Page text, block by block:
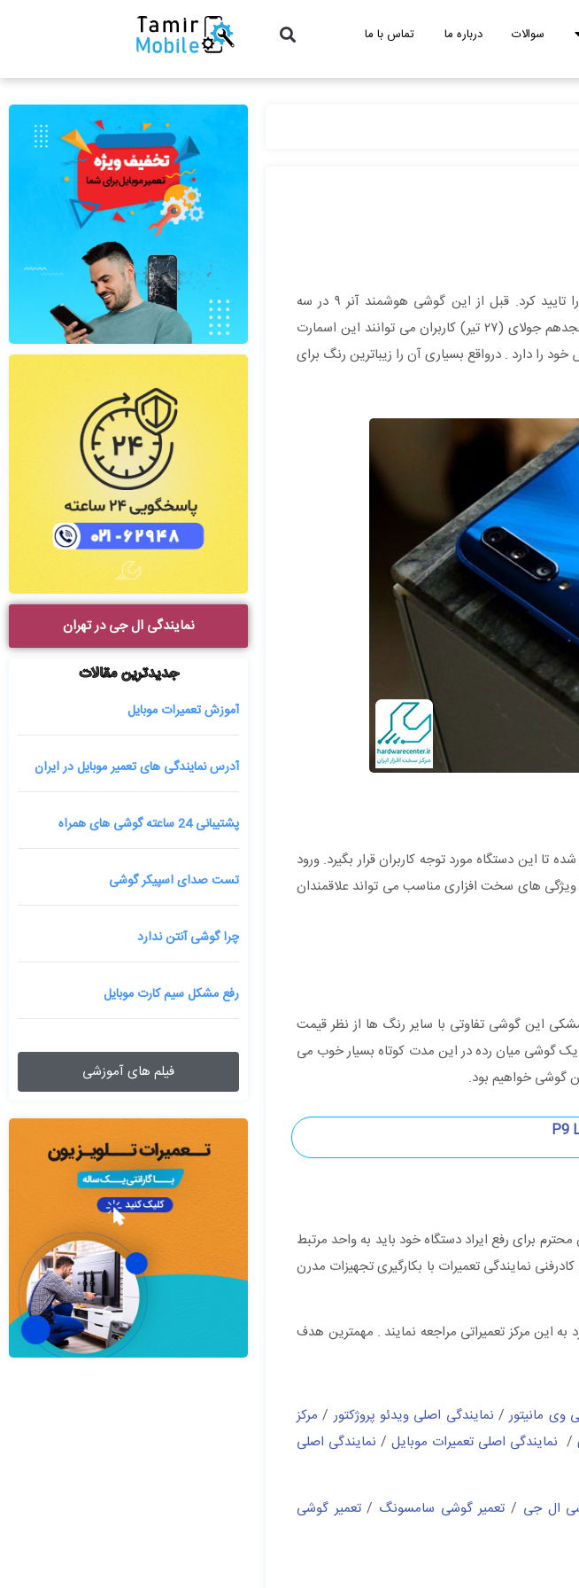
سوالات درباره ما تماس با ما
کمپانی هوآوی رسما ورود به بازار مشکی رنگ هوآوی آنر ۹ (Honor 9 Midnight Black) از هفته آینده را تایید کرد. قبل از این گوشی هوشمند آنر ۹ در سه
رنگ خاکستری (Glacier Grey)، آبی (Sapphire Blue) و طلایی روانه بازار شده بود. لازم به ذکر است ، از هجدهم جولای (۲۷ تیر) کاربران می ‌توانند این اسمارت
را دارد . درواقع بسیاری آن را زیباترین رنگ برای
این دستگاه مورد توجه کاربران قرار بگیرد. ورود
با کیفیت و ویژگی های سخت افزاری مناسب می تواند علاقمندان
ذکر است ، رنگ مشکی این گوشی تفاوتی با سایر رنگ ‌ها از نظر قیمت
۹ فروخته است. این میزان فروش برای یک گوشی میان رده در این مدت کوتاه بسیار خوب می
برای رفع ایراد دستگاه خود باید به واحد مرتبط
نمایندگی تعمیرات با بکارگیری تجهیزات مدرن
افت عملکرد به این مرکز تعمیراتی مراجعه نمایند . مهمترین هدف
وی مانیتور/ نمایندگی اصلی ویدئو پروژکتور/ مرکز
/ نمایندگی اصلی تعمیرات موبایل/ نمایندگی اصلی
ال جی / تعمیر گوشی سامسونگ /تعمیر گوشی
نمایندگی ال جی در تهران
جدیدترین مقالات
آموزش تعمیرات موبایل
آدرس نمایندگی های تعمیر موبایل در ایران
پشتیبانی 24 ساعته گوشی های همراه
تست صدای اسپیکر گوشی
چرا گوشی آنتن ندارد
رفع مشکل سیم کارت موبایل
فیلم های آموزشی